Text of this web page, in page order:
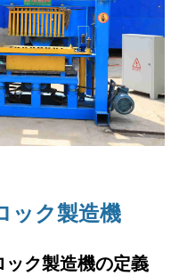
ック製造機
ク製造機の定義